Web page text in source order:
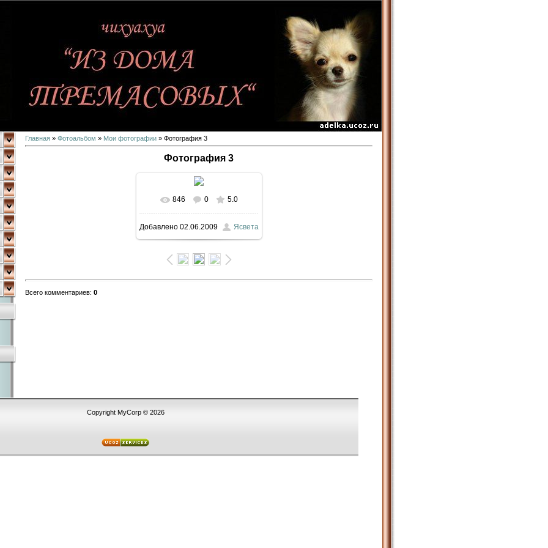
Главная » Фотоальбом » Мои фотографии » Фотография 3
Фотография 3
В реальном размере
640x480/ 45.4Kb
846 0 5.0
Добавлено02.06.2009 Ясвета
Всего комментариев: 0
Copyright MyCorp © 2026